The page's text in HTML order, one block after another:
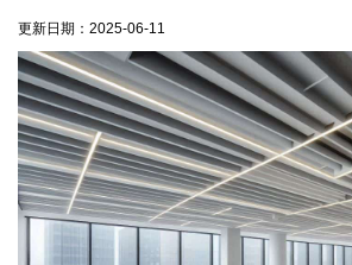
更新日期： 2025-06-11